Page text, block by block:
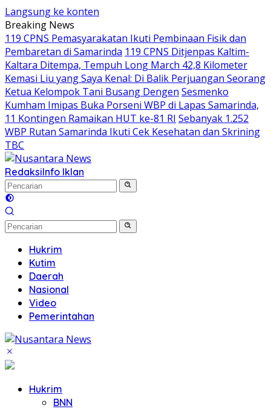
Langsung ke konten
Breaking News
119 CPNS Pemasyarakatan Ikuti Pembinaan Fisik dan
Pembaretan di Samarinda 119 CPNS Ditjenpas Kaltim-
Kaltara Ditempa, Tempuh Long March 42,8 Kilometer
Kemasi Liu yang Saya Kenal: Di Balik Perjuangan Seorang
Ketua Kelompok Tani Busang Dengen Sesmenko
Kumham Imipas Buka Porseni WBP di Lapas Samarinda,
11 Kontingen Ramaikan HUT ke-81 RI Sebanyak 1.252
WBP Rutan Samarinda Ikuti Cek Kesehatan dan Skrining
TBC
RedaksiInfo Iklan
Hukrim
Kutim
Daerah
Nasional
Video
Pemerintahan
Hukrim
BNN